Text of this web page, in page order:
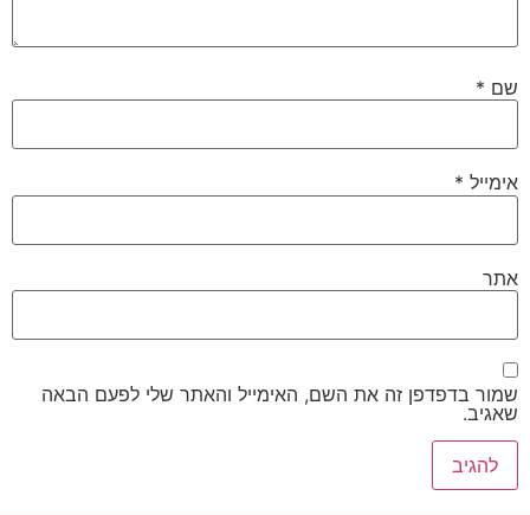
שם *
אימייל *
אתר
שמור בדפדפן זה את השם, האימייל והאתר שלי לפעם הבאה
שאגיב.